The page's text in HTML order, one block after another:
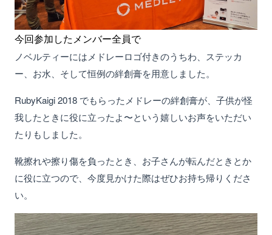
今回参加したメンバー全員で
ノベルティーにはメドレーロゴ付きのうちわ、ステッカ
ー、お水、そして恒例の絆創膏を用意しました。
RubyKaigi 2018 でもらったメドレーの絆創膏が、子供が怪
我したときに役に立ったよ〜という嬉しいお声をいただい
たりもしました。
靴擦れや擦り傷を負ったとき、お子さんが転んだときとか
に役に立つので、今度見かけた際はぜひお持ち帰りくださ
い。